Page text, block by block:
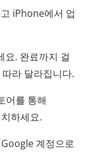
iPhone에서 업
요. 완료까지 걸
라 달라집니다.
어를 통해
하세요.
계정으로